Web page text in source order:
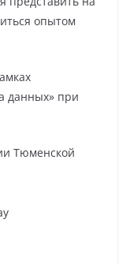
опытом
данных» при
Тюменской